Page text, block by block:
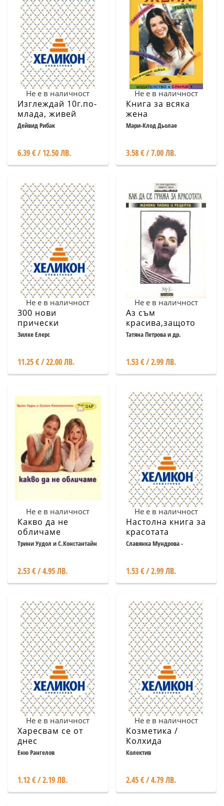
Не е в наличност
Изглеждай 10г.по-
млада, живей
10г.повече
Дейвид Рибак
6.39 € / 12.50 ЛВ.
Не е в наличност
Книга за всяка
жена
Мари-Клод Дьолае
3.58 € / 7.00 ЛВ.
Не е в наличност
300 нови
прически
Зилке Елерс
11.25 € / 22.00 ЛВ.
Не е в наличност
Аз съм
красива,защото
знам как да се
Татяна Петрова и др.
1.53 € / 2.99 ЛВ.
Не е в наличност
Какво да не
обличаме
Трини Уудол и С.Константайн
2.53 € / 4.95 ЛВ.
Не е в наличност
Настолна книга за
красотата
Славянка Мундрова -
1.53 € / 2.99 ЛВ.
Не е в наличност
Харесвам се от
днес
Еню Рангелов
1.12 € / 2.19 ЛВ.
Не е в наличност
Козметика /
Колхида
Колектив
2.45 € / 4.79 ЛВ.